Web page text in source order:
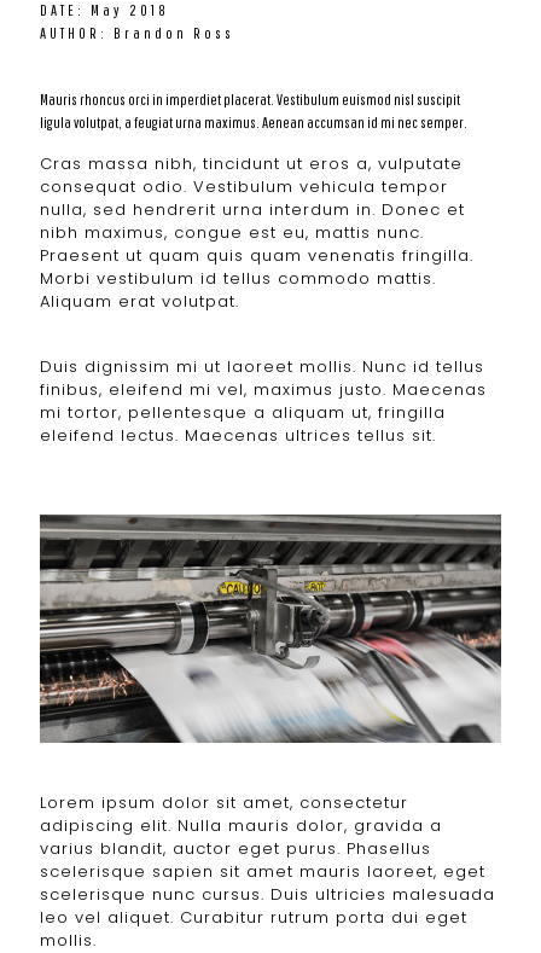
DATE: May 2018
AUTHOR: Brandon Ross
Mauris rhoncus orci in imperdiet placerat. Vestibulum euismod nisl suscipit
ligula volutpat, a feugiat urna maximus. Aenean accumsan id mi nec semper.
Cras massa nibh, tincidunt ut eros a, vulputate
consequat odio. Vestibulum vehicula tempor
nulla, sed hendrerit urna interdum in. Donec et
nibh maximus, congue est eu, mattis nunc.
Praesent ut quam quis quam venenatis fringilla.
Morbi vestibulum id tellus commodo mattis.
Aliquam erat volutpat.
Duis dignissim mi ut laoreet mollis. Nunc id tellus
finibus, eleifend mi vel, maximus justo. Maecenas
mi tortor, pellentesque a aliquam ut, fringilla
eleifend lectus. Maecenas ultrices tellus sit.
Lorem ipsum dolor sit amet, consectetur
adipiscing elit. Nulla mauris dolor, gravida a
varius blandit, auctor eget purus. Phasellus
scelerisque sapien sit amet mauris laoreet, eget
scelerisque nunc cursus. Duis ultricies malesuada
leo vel aliquet. Curabitur rutrum porta dui eget
mollis.